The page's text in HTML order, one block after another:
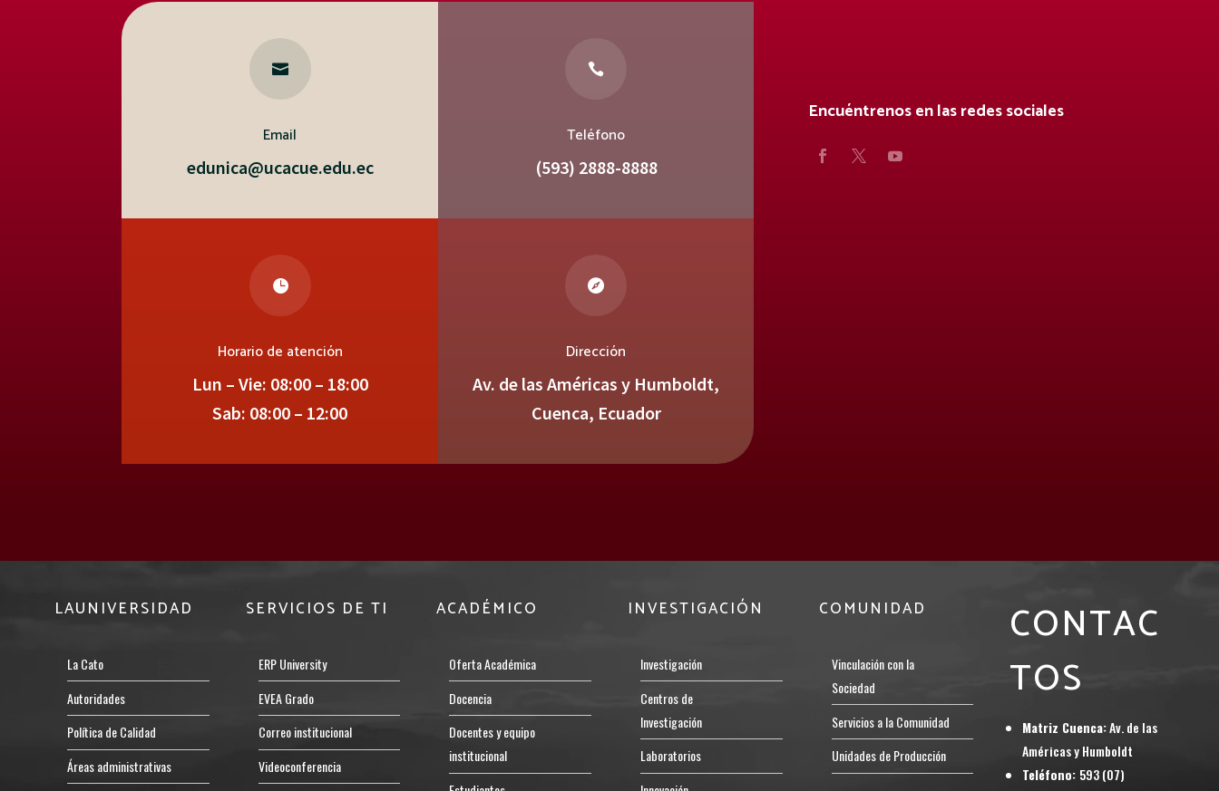

Email
edunica@ucacue.edu.ec

Teléfono
(593) 2888-8888

Horario de atención
Lun – Vie: 08:00 – 18:00
Sab: 08:00 – 12:00

Dirección
Av. de las Américas y Humboldt,
Cuenca, Ecuador
Encuéntrenos en las redes sociales
LAUNIVERSIDAD
La Cato
Autoridades
Política de Calidad
Áreas administrativas
SERVICIOS DE TI
ERP University
EVEA Grado
Correo institucional
Videoconferencia
ACADÉMICO
Oferta Académica
Docencia
Docentes y equipo
institucional
INVESTIGACIÓN
Investigación
Centros de
Investigación
Laboratorios
COMUNIDAD
Vinculación con la
Sociedad
Servicios a la Comunidad
Unidades de Producción
CONTAC
TOS
Matriz Cuenca:Av. de las
Américas y Humboldt
Teléfono: 593 (07)